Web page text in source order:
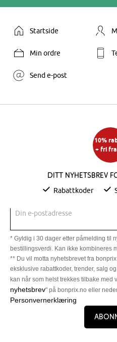
Startside
Min ordre
Send e-post
10%
+ fri
Ditt nyhetsbrev
Rabattkoder
Din e-postadresse
* Gyldig i 30 dager etter påmelding til
bestillingsverdi. Kan ikke kombineres
** Du vil motta nyhetsbrevet fra
eksklusive rabattkoder, trender, salg
kan når som helst trekkes tilbake med
nyhetsbrev" på bonprix.no eller
Personvernerklæring